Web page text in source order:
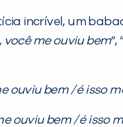
incrível, um
você me ouviu bem“,
ouviu bem / é isso
ouviu bem / é isso